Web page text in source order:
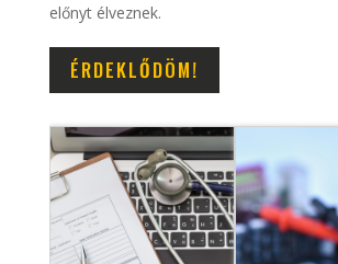
előnyt élveznek.
ÉRDEKLŐDÖM!